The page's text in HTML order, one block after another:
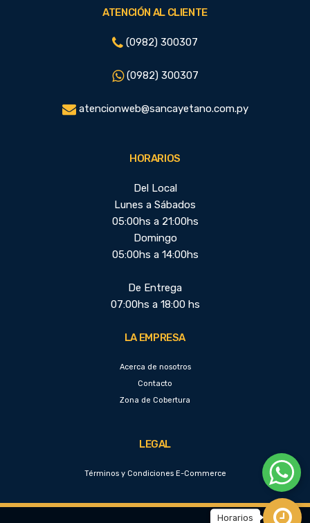
ATENCIÓN AL CLIENTE
(0982) 300307
(0982) 300307
atencionweb@sancayetano.com.py
HORARIOS
Del Local
Lunes a Sábados
05:00hs a 21:00hs
Domingo
05:00hs a 14:00hs
De Entrega
07:00hs a 18:00 hs
LA EMPRESA
Acerca de nosotros
Contacto
Zona de Cobertura
LEGAL
Términos y Condiciones E-Commerce